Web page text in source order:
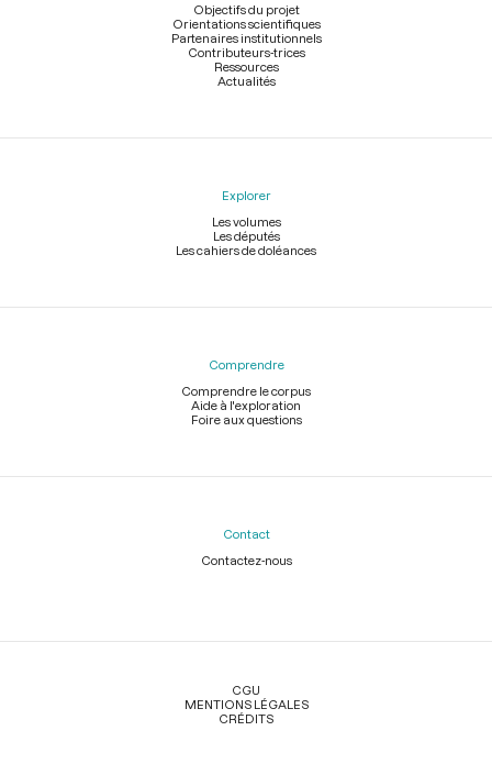
Objectifs du projet
Orientations scientifiques
Partenaires institutionnels
Contributeurs-trices
Ressources
Actualités
Explorer
Les volumes
Les députés
Les cahiers de doléances
Comprendre
Comprendre le corpus
Aide à l'exploration
Foire aux questions
Contact
Contactez-nous
Légal
CGU
MENTIONS LÉGALES
CRÉDITS